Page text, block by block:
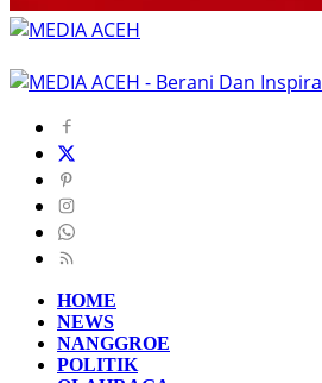
HOME
NEWS
NANGGROE
POLITIK